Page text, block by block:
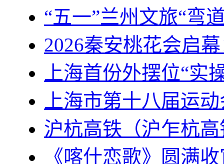
“五一”兰州文旅“弯
2026秦安桃花会启
上海首份外摆位“实
上海市第十八届运
沪杭高铁（沪乍杭
《喀什恋歌》圆满